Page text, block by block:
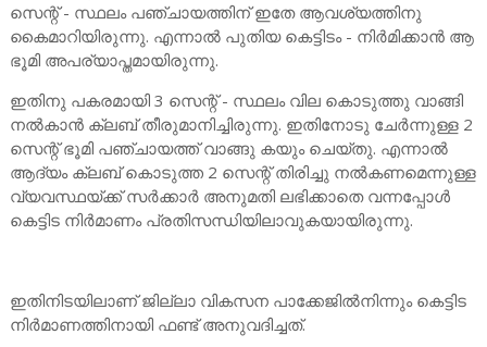
സെന്റ് - സ്ഥലം പഞ്ചായത്തിന് ഇതേ ആവശ്യത്തിനു
കൈമാറിയിരുന്നു. എന്നാൽ പുതിയ കെട്ടിടം - നിർമിക്കാൻ ആ
ഭൂമി അപര്യാപ്തമായിരുന്നു.
ഇതിനു പകരമായി 3 സെന്റ് - സ്ഥലം വില കൊടുത്തു വാങ്ങി
നൽകാൻ ക്ലബ് തീരുമാനിച്ചിരുന്നു. ഇതിനോടു ചേർന്നുള്ള 2
സെന്റ് ഭൂമി പഞ്ചായത്ത് വാങ്ങു കയും ചെയ്തു. എന്നാൽ
ആദ്യം ക്ലബ് കൊടുത്ത 2 സെന്റ് തിരിച്ചു നൽകണമെന്നുള്ള
വ്യവസ്ഥയ്ക്ക് സർക്കാർ അനുമതി ലഭിക്കാതെ വന്നപ്പോൾ
കെട്ടിട നിർമാണം പ്രതിസന്ധിയിലാവുകയായിരുന്നു.
ഇതിനിടയിലാണ് ജില്ലാ വികസന പാക്കേജിൽനിന്നും കെട്ടിട
നിർമാണത്തിനായി ഫണ്ട് അനുവദിച്ചത്.